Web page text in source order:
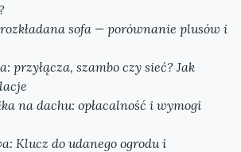
sofa — porównanie plusów i
przyłącza, szambo czy sieć? Jak
na dachu: opłacalność i wymogi
Klucz do udanego ogrodu i